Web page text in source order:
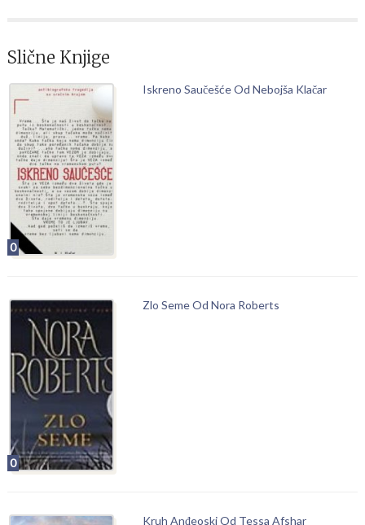
Slične Knjige
0
Iskreno Saučešće Od Nebojša Klačar
0
Zlo Seme Od Nora Roberts
Kruh Anđeoski Od Tessa Afshar